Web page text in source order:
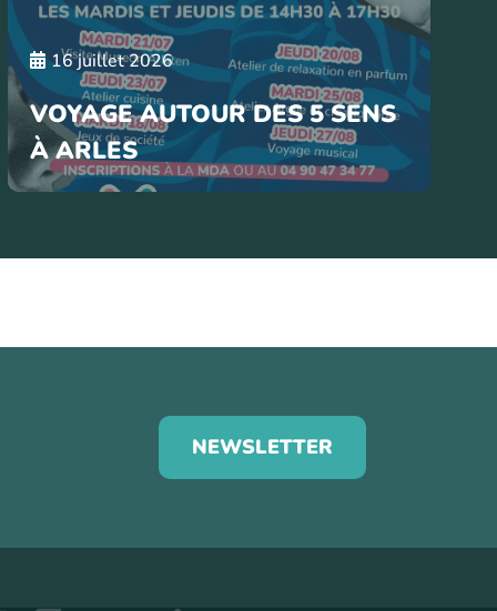
16 juillet 2026
VOYAGE AUTOUR DES 5 SENS
À ARLES
NEWSLETTER